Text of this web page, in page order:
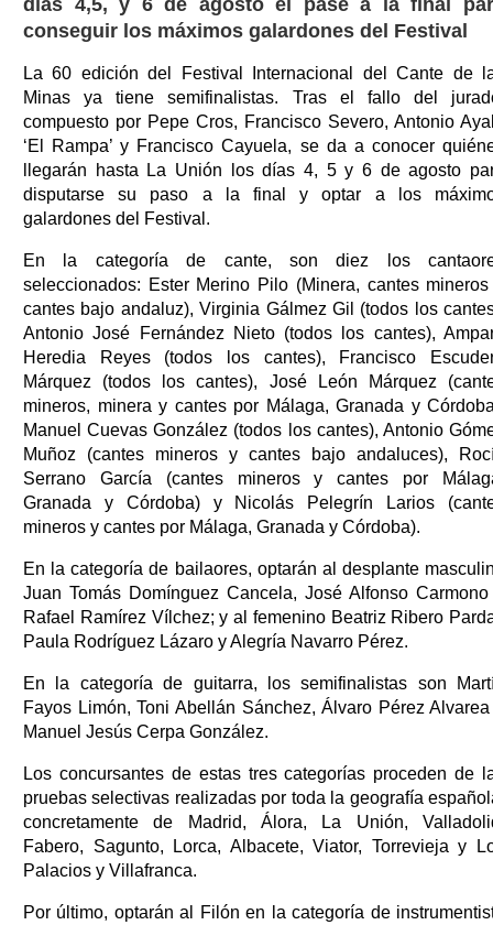
conseguir los máximos galardones del Festival
La 60 edición del Festival Internacional del Cante de
Minas ya tiene semifinalistas. Tras el fallo del
compuesto por Pepe Cros, Francisco Severo, Antonio
‘El Rampa’ y Francisco Cayuela, se da a conocer
llegarán hasta La Unión los días 4, 5 y 6 de agosto
disputarse su paso a la final y optar a los
galardones del Festival.
En la categoría de cante, son diez los
seleccionados: Ester Merino Pilo (Minera, cantes
cantes bajo andaluz), Virginia Gálmez Gil (todos los
Antonio José Fernández Nieto (todos los cantes),
Heredia Reyes (todos los cantes), Francisco
Márquez (todos los cantes), José León Márquez
mineros, minera y cantes por Málaga, Granada y
Manuel Cuevas González (todos los cantes), Antonio
Muñoz (cantes mineros y cantes bajo andaluces),
Serrano García (cantes mineros y cantes por
Granada y Córdoba) y Nicolás Pelegrín Larios
mineros y cantes por Málaga, Granada y Córdoba).
En la categoría de bailaores, optarán al desplante
Juan Tomás Domínguez Cancela, José Alfonso
Rafael Ramírez Vílchez; y al femenino Beatriz Ribero
Paula Rodríguez Lázaro y Alegría Navarro Pérez.
En la categoría de guitarra, los semifinalistas son
Fayos Limón, Toni Abellán Sánchez, Álvaro Pérez
Manuel Jesús Cerpa González.
Los concursantes de estas tres categorías proceden de
pruebas selectivas realizadas por toda la geografía
concretamente de Madrid, Álora, La Unión,
Fabero, Sagunto, Lorca, Albacete, Viator, Torrevieja y
Palacios y Villafranca.
Por último, optarán al Filón en la categoría de